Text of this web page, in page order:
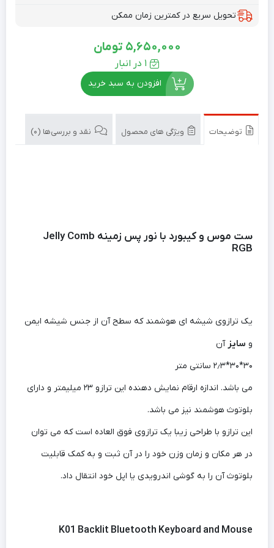
تحویل سریع در کمترین زمان ممکن
5,650,000 تومان
1 در انبار
افزودن به سبد خرید
توضیحات ویژگی های محصول نقد و بررسی‌ها (0)
ست موس و کیبورد با نور پس زمینه Jelly Comb
RGB
یک ترازوی شیشه ای هوشمند که سطح آن از جنس شیشه ایمن
و سایز آن
۳۰*۳۰*۲٫۳ سانتی متر
می باشد. اندازه ارقام نمایش دهنده این ترازو ۲۳ میلیمتر و دارای
بلوتوث هوشمند نیز می باشد.
این ترازو با طراحی زیبا یک ترازوی فوق العاده است که می توان
در هر مکان و زمان وزن خود را در آن ثبت و به کمک قابلیت
بلوتوث آن را به گوشی اندرویدی یا اپل خود انتقال داد.
K01 Backlit Bluetooth Keyboard and Mouse